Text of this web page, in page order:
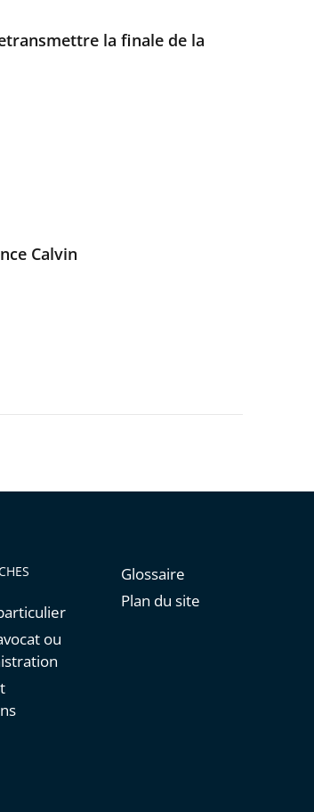
la finale de la
Calvin
ou
Glossaire
Plan du site